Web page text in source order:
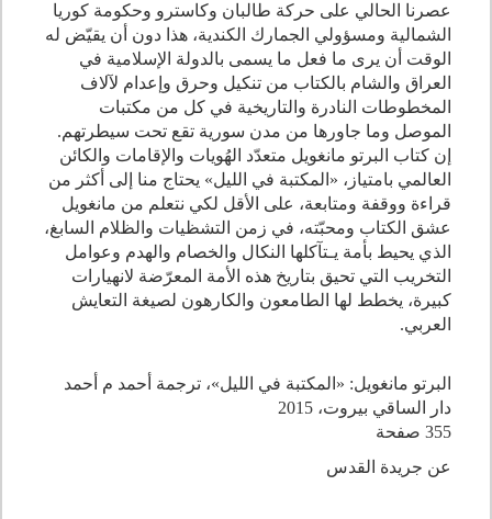
عصرنا الحالي على حركة طالبان وكاسترو وحكومة كوريا
الشمالية ومسؤولي الجمارك الكندية، هذا دون أن يقيّض له
الوقت أن يرى ما فعل ما يسمى بالدولة الإسلامية في
العراق والشام بالكتاب من تنكيل وحرق وإعدام لآلاف
المخطوطات النادرة والتاريخية في كل من مكتبات
الموصل وما جاورها من مدن سورية تقع تحت سيطرتهم.
إن كتاب البرتو مانغويل متعدّد الهُويات والإقامات والكائن
العالمي بامتياز، «المكتبة في الليل» يحتاج منا إلى أكثر من
قراءة ووقفة ومتابعة، على الأقل لكي نتعلم من مانغويل
عشق الكتاب ومحبّته، في زمن التشظيات والظلام السابغ،
الذي يحيط بأمة يـتآكلها النكال والخصام والهدم وعوامل
التخريب التي تحيق بتاريخ هذه الأمة المعرّضة لانهيارات
كبيرة، يخطط لها الطامعون والكارهون لصيغة التعايش
العربي.
البرتو مانغويل: «المكتبة في الليل»، ترجمة أحمد م أحمد
دار الساقي بيروت، 2015
355 صفحة
عن جريدة القدس